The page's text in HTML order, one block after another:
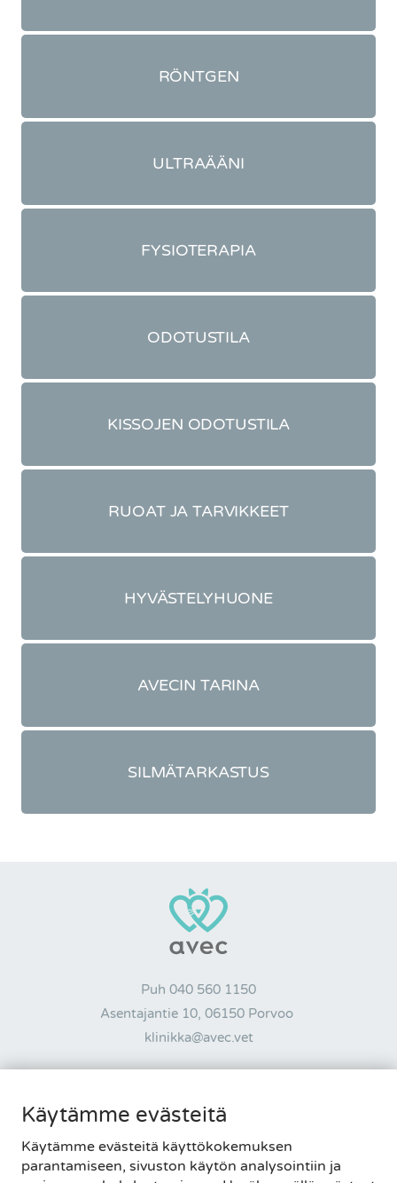
RÖNTGEN
ULTRAÄÄNI
FYSIOTERAPIA
ODOTUSTILA
KISSOJEN ODOTUSTILA
RUOAT JA TARVIKKEET
HYVÄSTELYHUONE
AVECIN TARINA
SILMÄTARKASTUS
Puh 040 560 1150
Asentajantie 10, 06150 Porvoo
klinikka@avec.vet
MA-PE 8-20 • LA-SU 9-15
Tietosuojaseloste|Palautelomake
Käytämme evästeitä
Käytämme evästeitä käyttökokemuksen
parantamiseen, sivuston käytön analysointiin ja